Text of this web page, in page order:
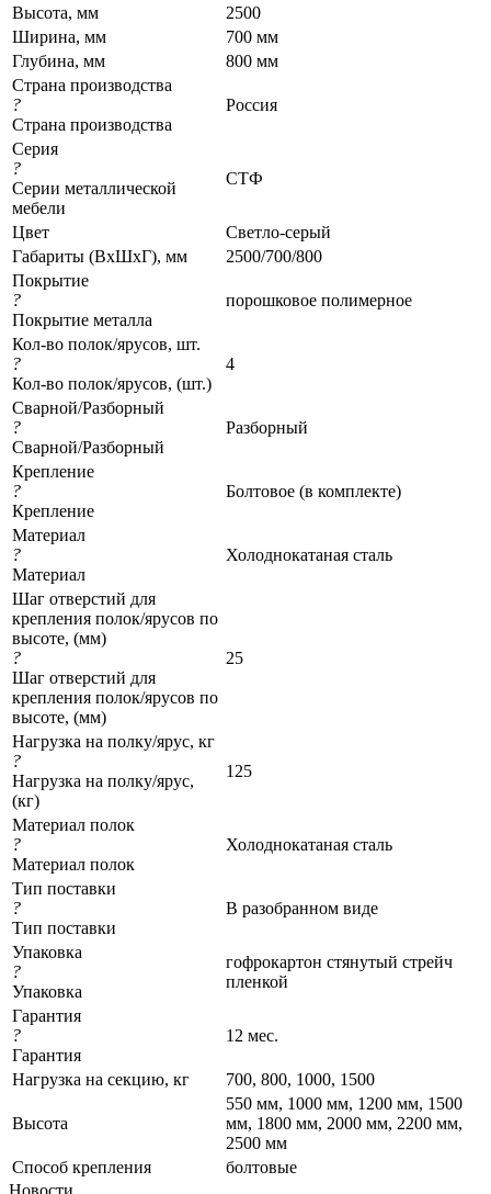
Высота, мм
2500
Ширина, мм
700 мм
Глубина, мм
800 мм
Страна производства
?
Страна производства
Россия
Серия
?
Серии металлической
мебели
СТФ
Цвет
Светло-серый
Габариты (ВхШхГ), мм
2500/700/800
Покрытие
?
Покрытие металла
порошковое полимерное
Кол-во полок/ярусов, шт.
?
Кол-во полок/ярусов, (шт.)
4
Сварной/Разборный
?
Сварной/Разборный
Разборный
Крепление
?
Крепление
Болтовое (в комплекте)
Материал
?
Материал
Холоднокатаная сталь
Шаг отверстий для
крепления полок/ярусов по
высоте, (мм)
?
Шаг отверстий для
крепления полок/ярусов по
высоте, (мм)
25
Нагрузка на полку/ярус, кг
?
Нагрузка на полку/ярус,
(кг)
125
Материал полок
?
Материал полок
Холоднокатаная сталь
Тип поставки
?
Тип поставки
В разобранном виде
Упаковка
?
Упаковка
гофрокартон стянутый стрейч
пленкой
Гарантия
?
Гарантия
12 мес.
Нагрузка на секцию, кг 700, 800, 1000, 1500
Высота
550 мм, 1000 мм, 1200 мм, 1500
мм, 1800 мм, 2000 мм, 2200 мм,
2500 мм
Cпособ крепления
болтовые
Новости